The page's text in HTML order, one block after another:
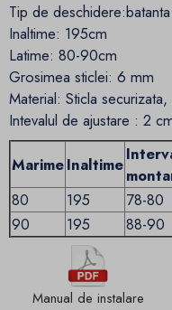
Tip de deschidere:batanta
Inaltime: 195cm
Latime: 80-90cm
Grosimea sticlei: 6 mm
Material: Sticla securizata,
Intevalul de ajustare : 2
MarimeInaltime
80
195 78-80
90
195 88-90
Manual de instalare